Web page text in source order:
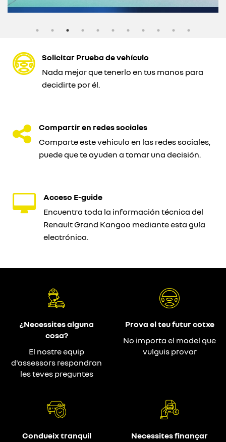
Solicitar Prueba de vehículo
Nada mejor que tenerlo en tus manos para
decidirte por él.
Compartir en redes sociales
Comparte este vehiculo en las redes sociales,
puede que te ayuden a tomar una decisión.
Acceso E-guide
Encuentra toda la información técnica del
Renault Grand Kangoo mediante esta guía
electrónica.
¿Necessites alguna
cosa?
El nostre equip
d'assessors respondran
les teves preguntes
Prova el teu futur cotxe
No importa el model que
vulguis provar
Condueix tranquil
Necessites finançar